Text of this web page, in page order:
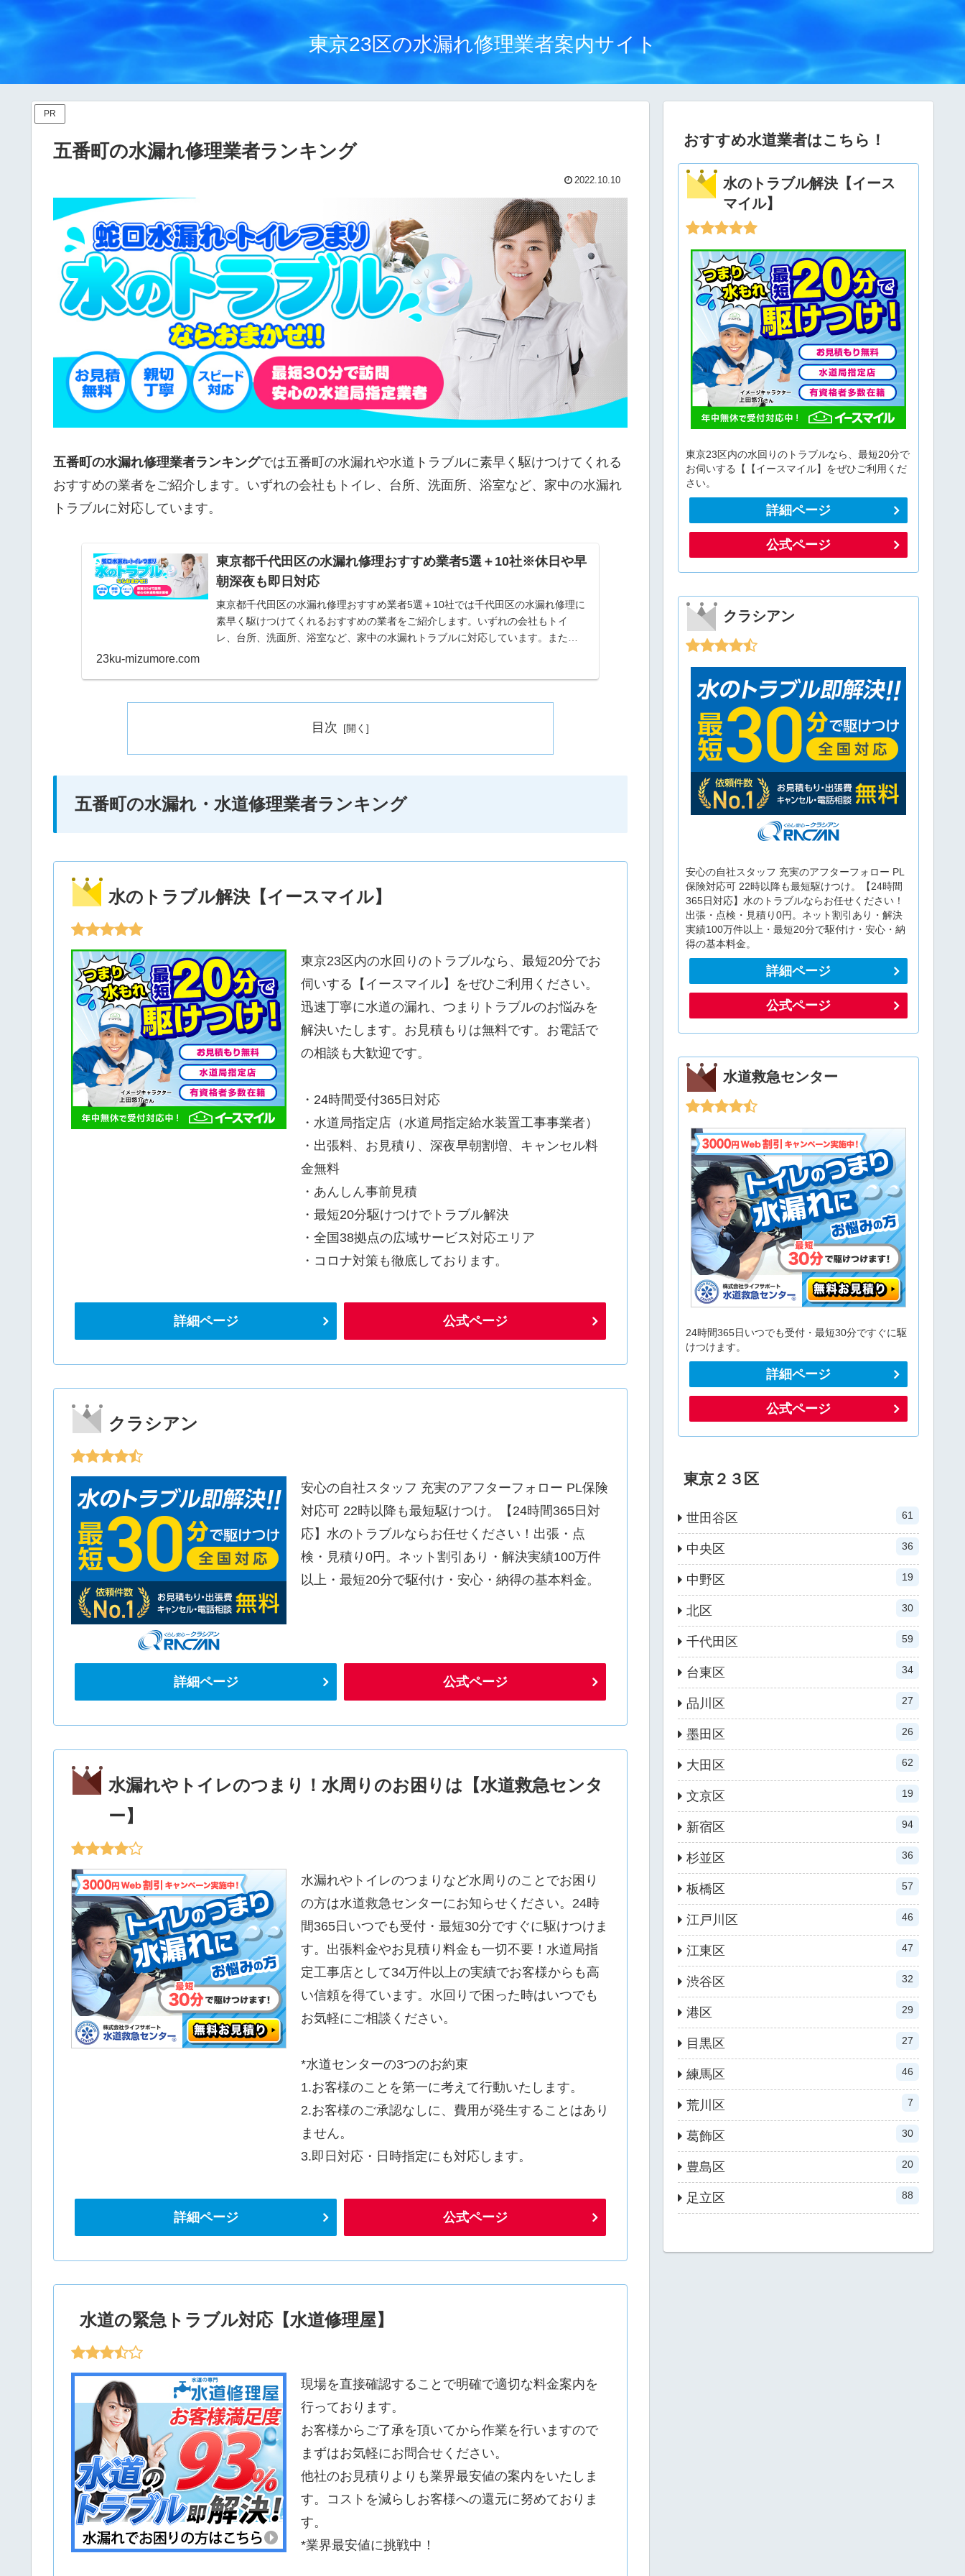
東京23区の水漏れ修理業者案内サイト
PR
五番町の水漏れ修理業者ランキング
2022.10.10
五番町の水漏れ修理業者ランキングでは五番町の水漏れや水道トラブルに素早く駆けつけてくれる
おすすめの業者をご紹介します。いずれの会社もトイレ、台所、洗面所、浴室など、家中の水漏れ
トラブルに対応しています。
東京都千代田区の水漏れ修理おすすめ業者5選＋10社※休日や早
朝深夜も即日対応
東京都千代田区の水漏れ修理おすすめ業者5選＋10社では千代田区の水漏れ修理に
素早く駆けつけてくれるおすすめの業者をご紹介します。いずれの会社もトイ
レ、台所、洗面所、浴室など、家中の水漏れトラブルに対応しています。また祝
23ku-mizumore.com
目次
五番町の水漏れ・水道修理業者ランキング
水のトラブル解決【イースマイル】
東京23区内の水回りのトラブルなら、最短20分でお
伺いする【イースマイル】をぜひご利用ください。
迅速丁寧に水道の漏れ、つまりトラブルのお悩みを
解決いたします。お見積もりは無料です。お電話で
の相談も大歓迎です。
・24時間受付365日対応
・水道局指定店（水道局指定給水装置工事事業者）
・出張料、お見積り、深夜早朝割増、キャンセル料
金無料
・あんしん事前見積
・最短20分駆けつけでトラブル解決
・全国38拠点の広域サービス対応エリア
・コロナ対策も徹底しております。
詳細ページ 公式ページ
クラシアン
安心の自社スタッフ 充実のアフターフォロー PL保険
対応可 22時以降も最短駆けつけ。【24時間365日対
応】水のトラブルならお任せください！出張・点
検・見積り0円。ネット割引あり・解決実績100万件
以上・最短20分で駆付け・安心・納得の基本料金。
詳細ページ 公式ページ
水漏れやトイレのつまり！水周りのお困りは【水道救急センタ
ー】
水漏れやトイレのつまりなど水周りのことでお困り
の方は水道救急センターにお知らせください。24時
間365日いつでも受付・最短30分ですぐに駆けつけま
す。出張料金やお見積り料金も一切不要！水道局指
定工事店として34万件以上の実績でお客様からも高
い信頼を得ています。水回りで困った時はいつでも
お気軽にご相談ください。
*水道センターの3つのお約束
1.お客様のことを第一に考えて行動いたします。
2.お客様のご承認なしに、費用が発生することはあり
ません。
3.即日対応・日時指定にも対応します。
詳細ページ 公式ページ
水道の緊急トラブル対応【水道修理屋】
現場を直接確認することで明確で適切な料金案内を
行っております。
お客様からご了承を頂いてから作業を行いますので
まずはお気軽にお問合せください。
他社のお見積りよりも業界最安値の案内をいたしま
す。コストを減らしお客様への還元に努めておりま
す。
*業界最安値に挑戦中！
おすすめ水道業者はこちら！
水のトラブル解決【イース
マイル】
東京23区内の水回りのトラブルなら、最短20分で
お伺いする【【イースマイル】をぜひご利用くだ
さい。
詳細ページ
公式ページ
クラシアン
安心の自社スタッフ 充実のアフターフォロー PL
保険対応可 22時以降も最短駆けつけ。【24時間
365日対応】水のトラブルならお任せください！
出張・点検・見積り0円。ネット割引あり・解決
実績100万件以上・最短20分で駆付け・安心・納
得の基本料金。
詳細ページ
公式ページ
水道救急センター
24時間365日いつでも受付・最短30分ですぐに駆
けつけます。
詳細ページ
公式ページ
東京２３区
世田谷区 61
中央区 36
中野区 19
北区 30
千代田区 59
台東区 34
品川区 27
墨田区 26
大田区 62
文京区 19
新宿区 94
杉並区 36
板橋区 57
江戸川区 46
江東区 47
渋谷区 32
港区 29
目黒区 27
練馬区 46
荒川区 7
葛飾区 30
豊島区 20
足立区 88